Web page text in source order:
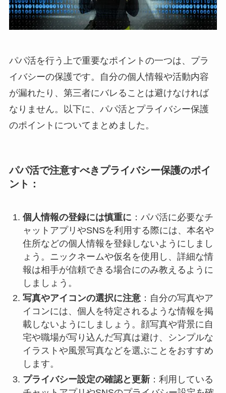
パパ活を行う上で重要なポイントの一つは、プラ
イバシーの保護です。自分の個人情報や活動内容
が漏れたり、第三者にバレることは避けなければ
なりません。以下に、パパ活とプライバシー保護
のポイントについてまとめました。
パパ活で注意すべきプライバシー保護のポイ
ント：
個人情報の登録には慎重に ：パパ活に必要なチ
ャットアプリやSNSを利用する際には、本名や
住所などの個人情報を登録しないようにしまし
ょう。ニックネームや仮名を使用し、詳細な情
報は相手が信頼できる場合にのみ教えるように
しましょう。
写真やアイコンの選択に注意：自分の写真やア
イコンには、個人を特定されるような情報を掲
載しないようにしましょう。顔写真や背景に自
宅や職場が写り込んだ写真は避け、シンプルな
イラストや風景写真などを選ぶことをおすすめ
します。
プライバシー設定の確認と更新：利用している